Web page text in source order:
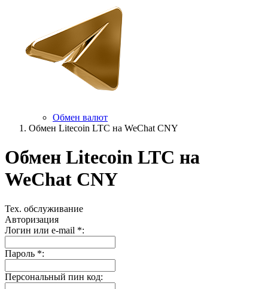
Обмен валют
Обмен Litecoin LTC на WeChat CNY
Обмен Litecoin LTC на
WeChat CNY
Тех. обслуживание
Авторизация
Логин или e-mail *:
Пароль *:
Персональный пин код: